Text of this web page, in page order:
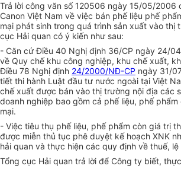
Trả lời công văn số 120506 ngày 15/05/2006
Canon Việt Nam về việc bán phế liệu phế
mại phát sinh trong quá trình sản xuất vào thị
cục Hải quan có ý kiến như sau:
- Căn cứ Điều 40 Nghị định 36/CP ngày 24/
về Quy chế khu công nghiệp, khu chế xuất,
Điều 78 Nghị định 24/2000/NĐ-CP ngày 31/
tiết thi hành Luật đầu tư nước ngoài tại Việt
chế xuất được bán vào thị trường nội địa các
doanh nghiệp bao gồm cả phế liệu, phế
mại.
- Việc tiêu thụ phế liệu, phế phẩm còn giá trị
được miễn thủ tục phê duyệt kế hoạch XNK
hải quan và thực hiện các quy định về thuế, lệ
Tổng cục Hải quan trả lời để Công ty biết,